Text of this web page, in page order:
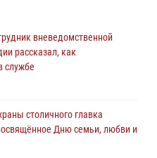
эфира на «Радио Москвы»
в нападении
вневедомственной
рассказал, как
службе
столичного главка
Дню семьи, любви и